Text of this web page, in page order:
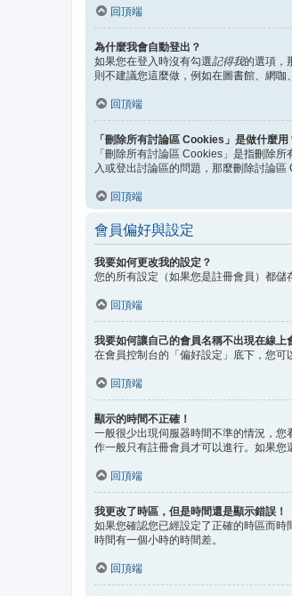
回頂端
為什麼我會自動登出？
如果您在登入時沒有勾選記得我的選項，
則不建議您這麼做，例如在圖書館、網咖
回頂端
「刪除所有討論區 Cookies」是做什麼用
「刪除所有討論區 Cookies」是指刪除
入或登出討論區的問題，那麼刪除討論區
回頂端
會員偏好與設定
我要如何更改我的設定？
您的所有設定（如果您是註冊會員）都儲
回頂端
我要如何讓自己的會員名稱不出現在線上
在會員控制台的「偏好設定」底下，您可
回頂端
顯示的時間不正確！
一般很少出現伺服器時間不準的情況，
作一般只有註冊會員才可以進行。如果您
回頂端
我更改了時區，但是時間還是顯示錯誤！
如果您確認您已經設定了正確的時區而
時間有一個小時的時間差。
回頂端